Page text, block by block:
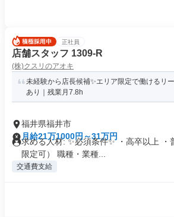
正社員
店舗スタッフ 1309-R
(株)クスリのアオキ
未経験から店長候補✨エリア限定で働けるリ
あり｜残業月7.8h
福井県福井市
月給21万1000円～31万円
求める人材: ✨必須条件✨ ・高卒以上 ・
限定可） 職種・業種...
交通費支給